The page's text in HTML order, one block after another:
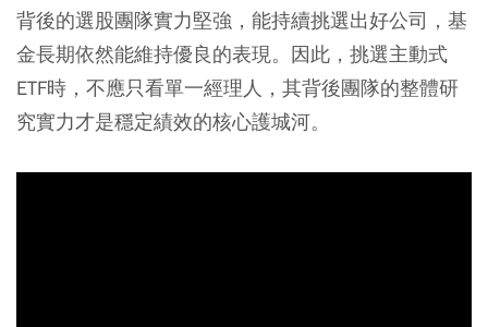
背後的選股團隊實力堅強，能持續挑選出好公司，基
金長期依然能維持優良的表現。因此，挑選主動式
ETF時，不應只看單一經理人，其背後團隊的整體研
究實力才是穩定績效的核心護城河。